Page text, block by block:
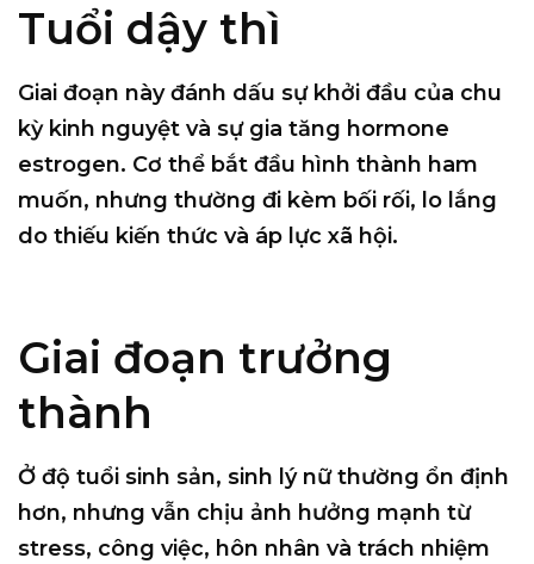
Tuổi dậy thì
Giai đoạn này đánh dấu sự khởi đầu của chu
kỳ kinh nguyệt và sự gia tăng hormone
estrogen. Cơ thể bắt đầu hình thành ham
muốn, nhưng thường đi kèm bối rối, lo lắng
do thiếu kiến thức và áp lực xã hội.
Giai đoạn trưởng
thành
Ở độ tuổi sinh sản, sinh lý nữ thường ổn định
hơn, nhưng vẫn chịu ảnh hưởng mạnh từ
stress, công việc, hôn nhân và trách nhiệm